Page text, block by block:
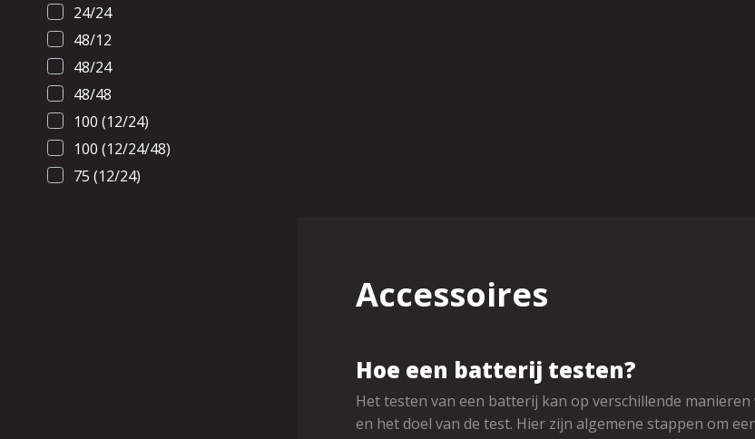
24/24
48/12
48/24
48/48
100 (12/24)
100 (12/24/48)
75 (12/24)
Accessoires
Hoe een batterij testen?
Het testen van een batterij kan op verschillende
en het doel van de test. Hier zijn algemene stappen om